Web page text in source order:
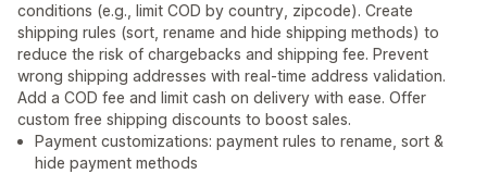
conditions (e.g., limit COD by country, zipcode). Create
shipping rules (sort, rename and hide shipping methods) to
reduce the risk of chargebacks and shipping fee. Prevent
wrong shipping addresses with real-time address validation.
Add a COD fee and limit cash on delivery with ease. Offer
custom free shipping discounts to boost sales.
Payment customizations: payment rules to rename, sort &
hide payment methods